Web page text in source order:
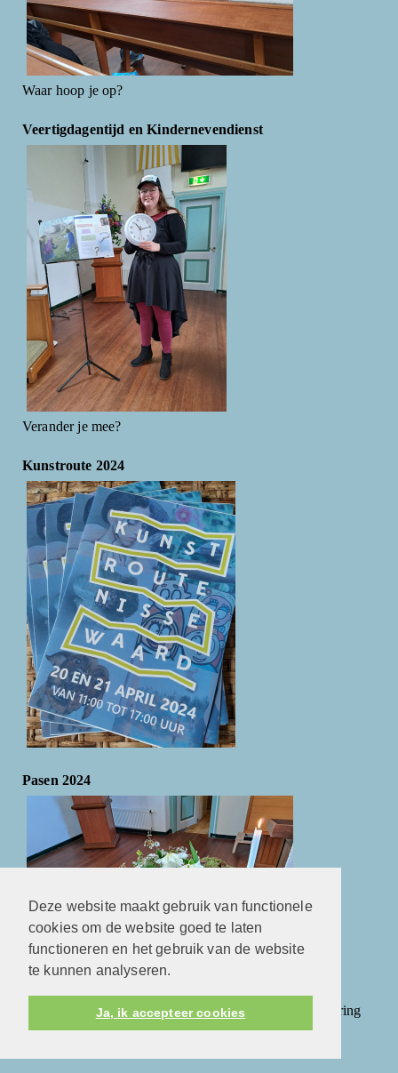
Deze website maakt gebruik van functionele
cookies om de website goed te laten
functioneren en het gebruik van de website
te kunnen analyseren.
Ja, ik accepteer cookies
Waar hoop je op?
Veertigdagentijd en Kindernevendienst
Verander je mee?
Kunstroute 2024
Pasen 2024
In het fotoalbum vindt u enkele foto's van de mooie viering
met Pasen.